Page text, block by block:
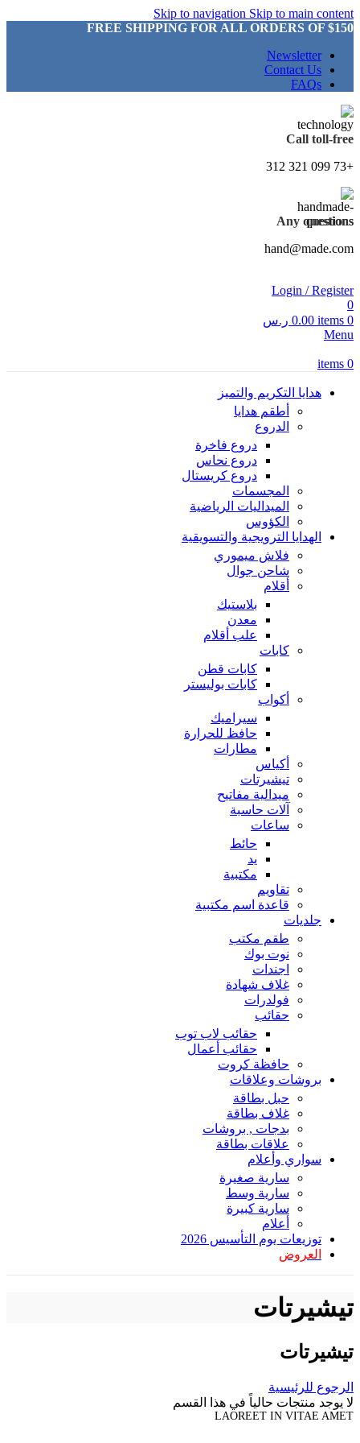
Skip to navigation Skip to main content
FREE SHIPPING FOR ALL ORDERS OF $150
Newsletter
Contact Us
FAQs
Call toll-free
+73 099 321 312
Any questions
hand@made.com
Login / Register
0
0
items
0.00 ر.س
Menu
0
items
هدايا التكريم والتميز
أطقم هدايا
الدروع
دروع فاخرة
دروع نحاس
دروع كريستال
المجسمات
الميداليات الرياضية
الكؤوس
الهدايا الترويجية والتسويقية
فلاش ميموري
شاحن جوال
أقلام
بلاستيك
معدن
علب أقلام
كابات
كابات قطن
كابات بوليستر
أكواب
سيراميك
حافظ للحرارة
مطارات
أكياس
تيشيرتات
ميدالية مفاتيح
آلات حاسبة
ساعات
حائط
يد
مكتبية
تقاويم
قاعدة اسم مكتبية
جلديات
طقم مكتب
نوت بوك
اجندات
غلاف شهادة
فولدرات
حقائب
حقائب لاب توب
حقائب أعمال
حافظة كروت
بروشات وعلاقات
حبل بطاقة
غلاف بطاقة
بدجات , بروشات
علاقات بطاقة
سواري وأعلام
سارية صغيرة
سارية وسط
سارية كبيرة
أعلام
توزيعات يوم التأسيس 2026
العروض
تيشيرتات
تيشيرتات
الرجوع للرئيسية
لا يوجد منتجات حالياً في هذا القسم
LAOREET IN VITAE AMET